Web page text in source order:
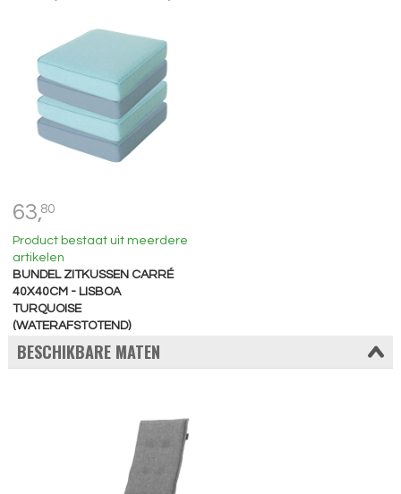
63,80
Product bestaat uit meerdere
artikelen
BUNDEL ZITKUSSEN CARRÉ
40X40CM - LISBOA
TURQUOISE
(WATERAFSTOTEND)
BESCHIKBARE MATEN